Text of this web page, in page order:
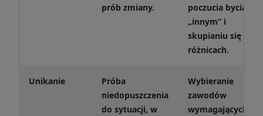
prób zmiany.
poczucia bycia
„innym” i
skupianiu się na
różnicach.
Unikanie
Próba
niedopuszczenia
do sytuacji, w
Wybieranie
zawodów
wymagających